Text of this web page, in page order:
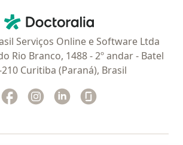
Doctoralia - Homepage
Serviços Online e Software Ltda
Rio Branco, 1488 - 2º andar - Batel
Curitiba (Paraná), Brasil
Facebook
abre num novo separador
Instagram
abre num novo separador
Linkedin
abre num novo